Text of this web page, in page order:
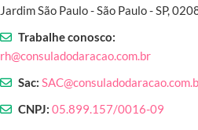
Jardim São Paulo - São Paulo - SP,
Trabalhe conosco:
rh@consuladodaracao.com.br
Sac:
CNPJ: 05.899.157/0016-09